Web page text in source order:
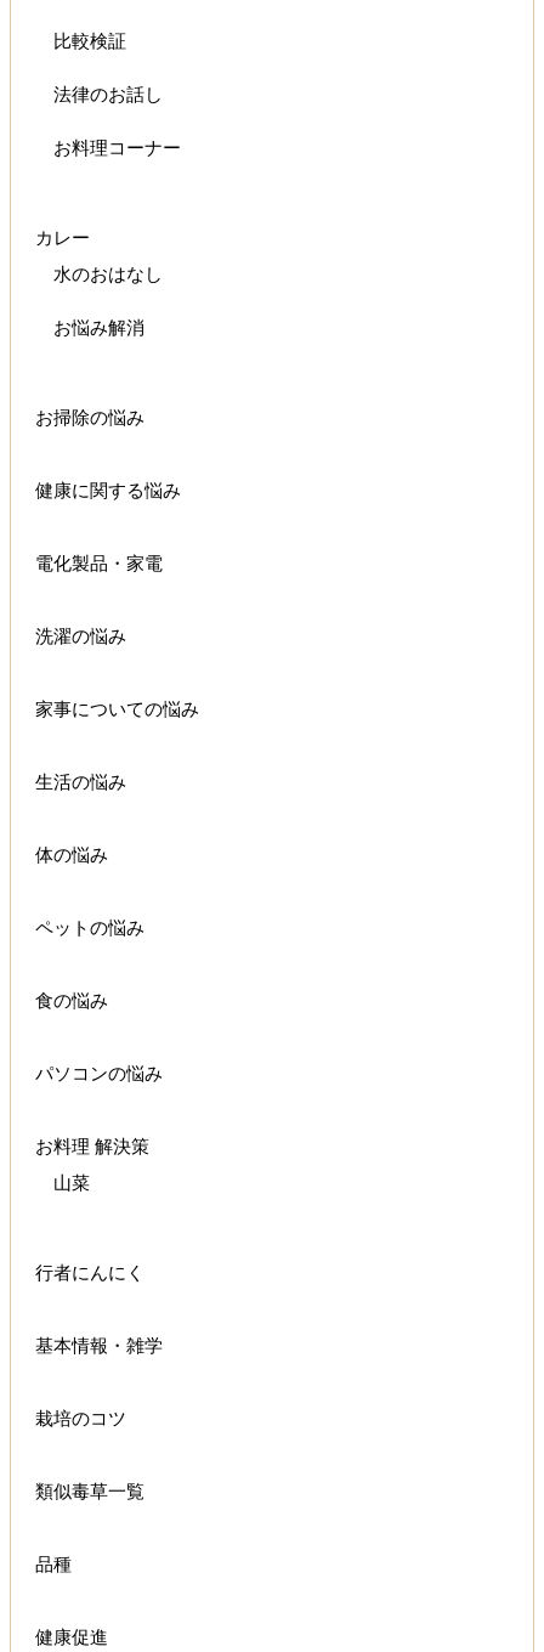
比較検証
法律のお話し
お料理コーナー
カレー
水のおはなし
お悩み解消
お掃除の悩み
健康に関する悩み
電化製品・家電
洗濯の悩み
家事についての悩み
生活の悩み
体の悩み
ペットの悩み
食の悩み
パソコンの悩み
お料理 解決策
山菜
行者にんにく
基本情報・雑学
栽培のコツ
類似毒草一覧
品種
健康促進